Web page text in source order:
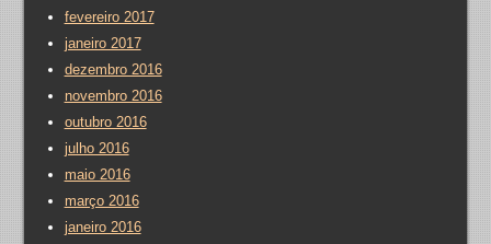
fevereiro 2017
janeiro 2017
dezembro 2016
novembro 2016
outubro 2016
julho 2016
maio 2016
março 2016
janeiro 2016